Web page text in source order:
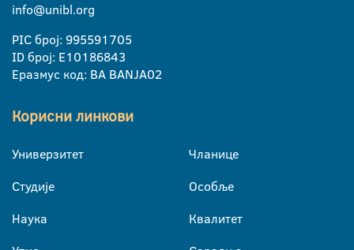
info@unibl.org
PIC број: 995591705
ID број: E10186843
Еразмус код: BA BANJA02
Корисни линкови
Универзитет
Студије
Наука
Чланице
Особље
Квалитет